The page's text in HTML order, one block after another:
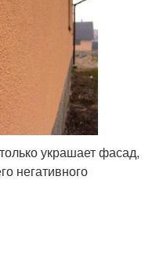
украшает фасад,
негативного